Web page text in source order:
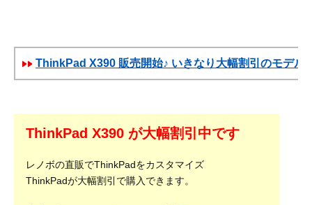
ThinkPad X390 販売開始♪ いきなり大幅割引のモデル
ThinkPad X390 が大幅割引中です
レノボの直販でThinkPadをカスタマイズ
ThinkPadが大幅割引で購入できます。